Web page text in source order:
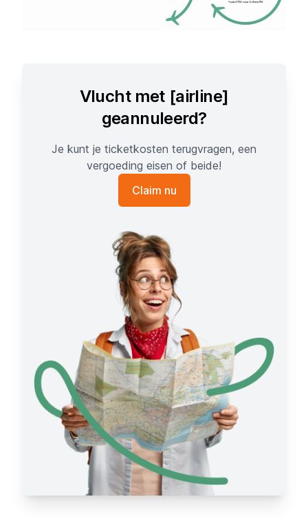
Vlucht met [airline]
geannuleerd?
Je kunt je ticketkosten terugvragen, een
vergoeding eisen of beide!
Claim nu